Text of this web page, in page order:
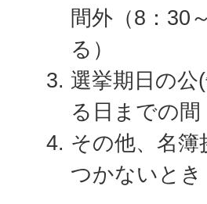
間外（8：30
る）
選挙期日の公
る日までの間
その他、名
つかないとき